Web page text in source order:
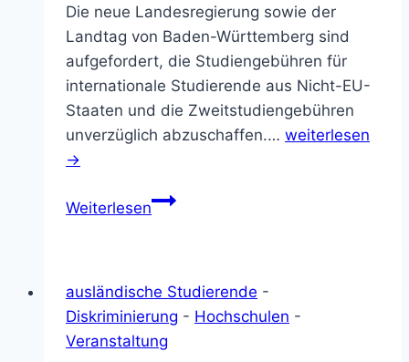
Die neue Landesregierung sowie der
Landtag von Baden-Württemberg sind
aufgefordert, die Studiengebühren für
internationale Studierende aus Nicht-EU-
Staaten und die Zweitstudiengebühren
unverzüglich abzuschaffen.… weiterlesen
→
Weiterlesensofortige
für
internationale
Studierende
ausländische Studierende -
Diskriminierung - Hochschulen -
Veranstaltung